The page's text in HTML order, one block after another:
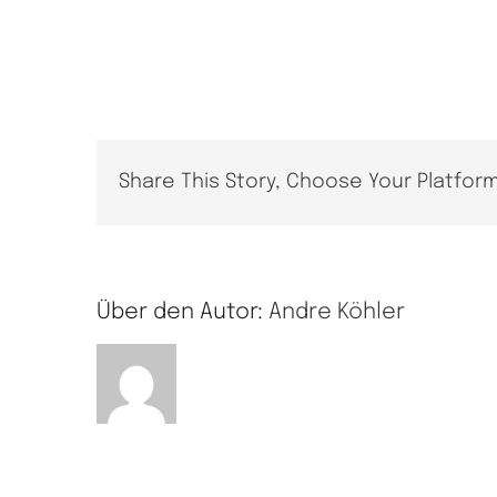
Share This Story, Choose Your
Über den Autor: Andre Köhler